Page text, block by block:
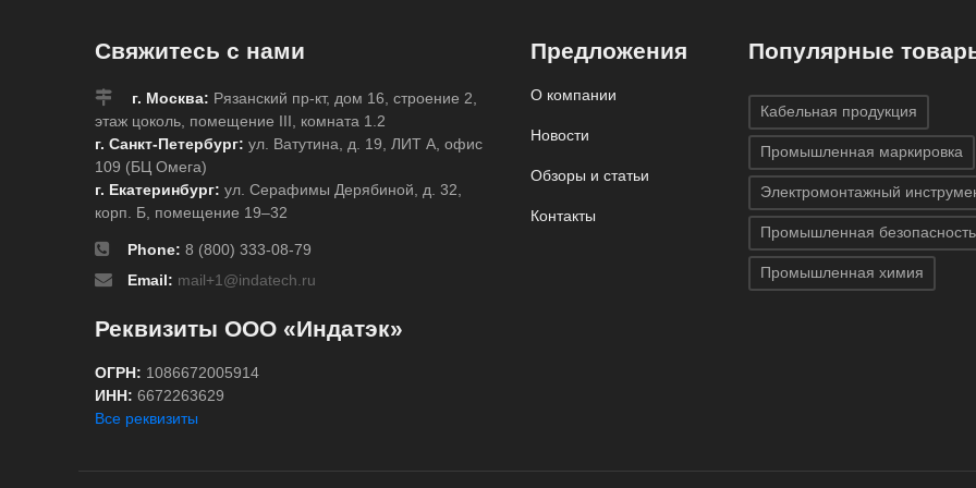
Свяжитесь с нами
г. Москва: Рязанский пр-кт, дом 16, строение 2,
этаж цоколь, помещение III, комната 1.2
г. Санкт-Петербург: ул. Ватутина, д. 19, ЛИТ А, офис
109 (БЦ Омега)
г. Екатеринбург: ул. Серафимы Дерябиной, д. 32,
корп. Б, помещение 19–32
Phone: 8 (800) 333-08-79
Email: mail+1@indatech.ru
Реквизиты ООО «Индатэк»
ОГРН: 1086672005914
ИНН: 6672263629
Все реквизиты
Предложения
О компании
Новости
Обзоры и статьи
Контакты
Популярные
Кабельная продукция
Промышленная маркировка
Электромонтажный
Промышленная безопасность
Промышленная химия